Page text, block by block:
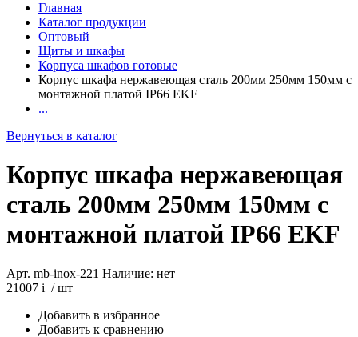
Главная
Каталог продукции
Оптовый
Щиты и шкафы
Корпуса шкафов готовые
Корпус шкафа нержавеющая сталь 200мм 250мм 150мм с
монтажной платой IP66 EKF
...
Вернуться в каталог
Корпус шкафа нержавеющая
сталь 200мм 250мм 150мм с
монтажной платой IP66 EKF
Арт. mb-inox-221 Наличие: нет
21007 i / шт
Добавить в избранное
Добавить к сравнению